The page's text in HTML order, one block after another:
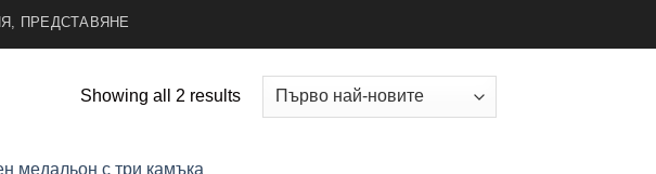
ПРЕДСТАВЯНЕ
Showing all 2 resultsSorted